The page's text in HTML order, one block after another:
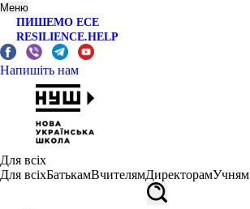
Меню
ПИШЕМО ЕСЕ
RESILIENCE.HELP
Напишіть нам
Для всіх
Для всіхБатькамВчителямДиректорамУчням